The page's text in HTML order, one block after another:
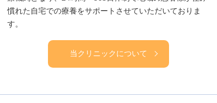
慣れた自宅での療養をサポートさせていただいておりま
す。
当クリニックについて